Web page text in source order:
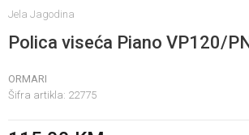
Jela Jagodina
Polica viseća Piano VP120/
ORMARI
Šifra artikla: 22775
nedelje